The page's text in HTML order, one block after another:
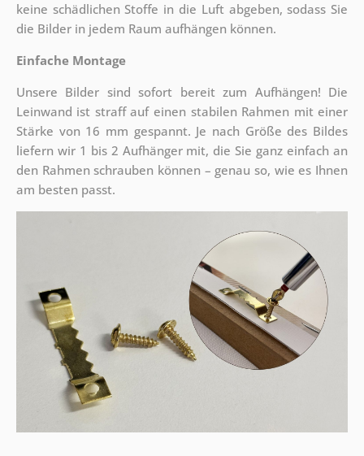
keine schädlichen Stoffe in die Luft abgeben, sodass Sie
die Bilder in jedem Raum aufhängen können.
Einfache Montage
Unsere Bilder sind sofort bereit zum Aufhängen! Die
Leinwand ist straff auf einen stabilen Rahmen mit einer
Stärke von 16 mm gespannt. Je nach Größe des Bildes
liefern wir 1 bis 2 Aufhänger mit, die Sie ganz einfach an
den Rahmen schrauben können – genau so, wie es Ihnen
am besten passt.